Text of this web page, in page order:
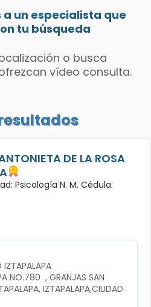
un especialista que
tu búsqueda
o busca
vídeo consulta.
DE LA ROSA
Psicología N. M. Cédula:
IZTAPALAPA
NO.780  , GRANJAS SAN
IZTAPALAPA,CIUDAD